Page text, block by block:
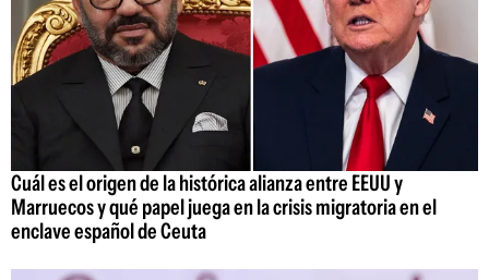
Cuál es el origen de la histórica alianza entre EEUU y
Marruecos y qué papel juega en la crisis migratoria en el
enclave español de Ceuta